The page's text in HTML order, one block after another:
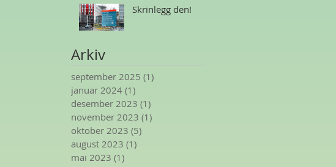
Skrinlegg den!
Arkiv
september 2025 (1)
januar 2024 (1)
desember 2023 (1)
november 2023 (1)
oktober 2023 (5)
august 2023 (1)
mai 2023 (1)